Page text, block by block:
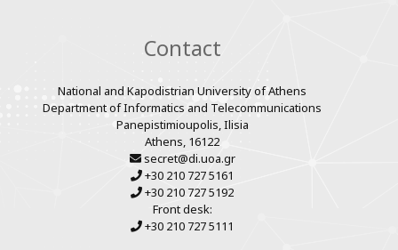
Contact
National and Kapodistrian University of Athens
Department of Informatics and Telecommunications
Panepistimioupolis, Ilisia
Athens, 16122
secret@di.uoa.gr
+30 210 727 5161
+30 210 727 5192
Front desk:
+30 210 727 5111